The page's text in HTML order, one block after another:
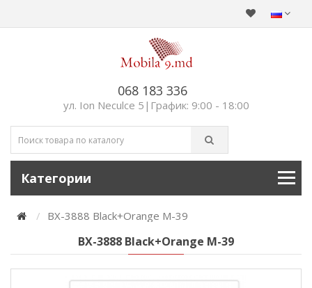
068 183 336
ул. Ion Neculce 5|График: 9:00 - 18:00
Категории
BX-3888 Black+Orange M-39
BX-3888 Black+Orange M-39